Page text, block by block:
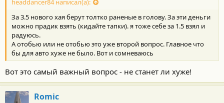
headdancer84 написал(а):
За 3.5 нового хая берут толтко раненые в голову. За эти деньги
можно прадик взять (кидайте тапки). я тоже себе за 1.5 взял и
радуюсь.
А отобью или не отобью это уже второй вопрос. Главное что
бы для авто хуже не было. Вот и сомневаюсь
Вот это самый важный вопрос - не станет ли хуже!
Romic